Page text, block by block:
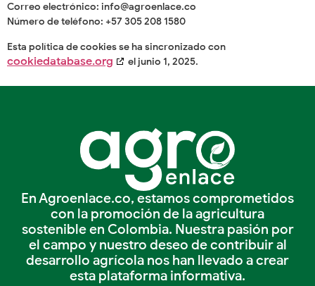
Correo electrónico: info@agroenlace.co
Número de teléfono: +57 305 208 1580
Esta política de cookies se ha sincronizado con
cookiedatabase.org el junio 1, 2025.
En Agroenlace.co, estamos comprometidos
con la promoción de la agricultura
sostenible en Colombia. Nuestra pasión por
el campo y nuestro deseo de contribuir al
desarrollo agrícola nos han llevado a crear
esta plataforma informativa.